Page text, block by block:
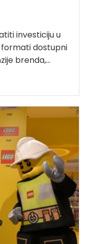
investiciju u
formati dostupni
brenda,...